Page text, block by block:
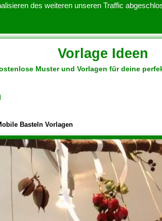
des weiteren unseren Traffic
Vorlage Ideen
KONTAKT
Muster und Vorlagen für deine
Basteln Vorlagen